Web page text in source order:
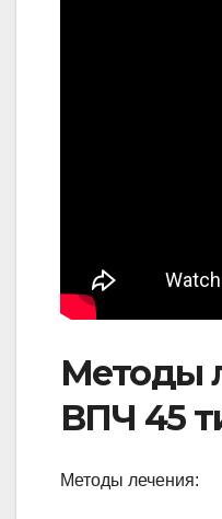
Методы
ВПЧ 45
Методы лечения: